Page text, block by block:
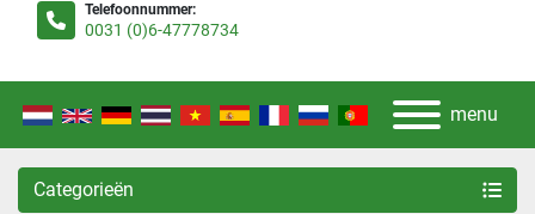
Telefoonnummer:
0031 (0)6-47778734
menu
Categorieën